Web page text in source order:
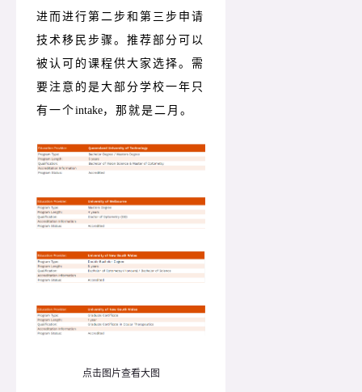
进而进行第二步和第三步申请
技术移民步骤。推荐部分可以
被认可的课程供大家选择。需
要注意的是大部分学校一年只
有一个intake，那就是二月。
点击图片查看大图